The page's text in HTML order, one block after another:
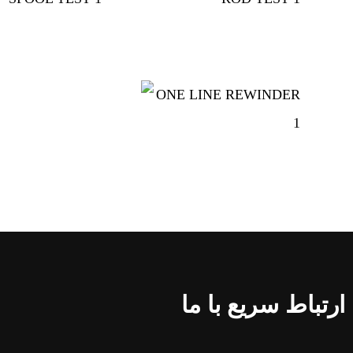
ارتباط سریع با ما